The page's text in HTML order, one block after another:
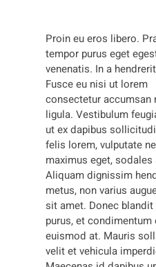
Proin eu eros libero.
tempor purus eget
venenatis. In a
Fusce eu nisi ut lorem
consectetur accumsan
ligula. Vestibulum
ut ex dapibus
felis lorem, vulputate
maximus eget, sodales
Aliquam dignissim
metus, non varius
sit amet. Donec
purus, et condimentum
euismod at. Mauris
velit et vehicula